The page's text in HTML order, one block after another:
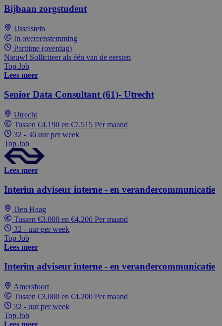
Bijbaan zorgstudent
IJsselstein
In overeenstemming
Parttime (overdag)
Nieuw! Solliciteer als één van de eersten
Top Job
Lees meer
Senior Data Consultant (61)- Utrecht
Utrecht
Tussen €4.190 en €7.515 Per maand
32 - 36 uur per week
Top Job
Lees meer
Interim adviseur interne - en verandercommunicatie
Den Haag
Tussen €3.000 en €4.200 Per maand
32 - uur per week
Top Job
Lees meer
Interim adviseur interne - en verandercommunicatie
Amersfoort
Tussen €3.000 en €4.200 Per maand
32 - uur per week
Top Job
Lees meer